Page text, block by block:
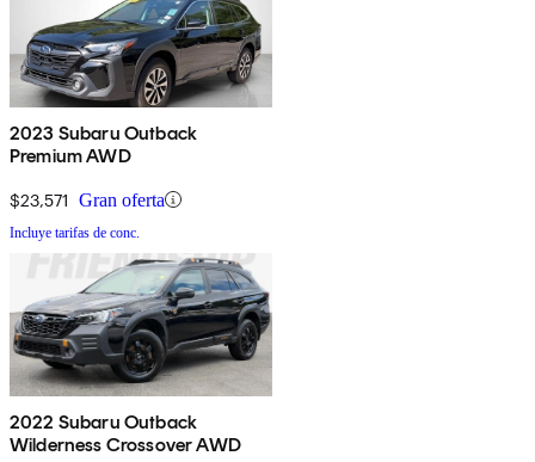
2023 Subaru Outback
Premium AWD
$23,571 Gran oferta
Incluye tarifas de conc.
2022 Subaru Outback
Wilderness Crossover AWD